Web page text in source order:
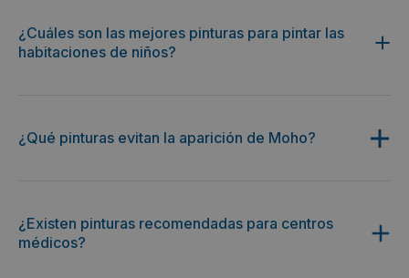
¿Cuáles son las mejores pinturas para pintar las
habitaciones de niños?
¿Qué pinturas evitan la aparición de Moho?
¿Existen pinturas recomendadas para centros
médicos?